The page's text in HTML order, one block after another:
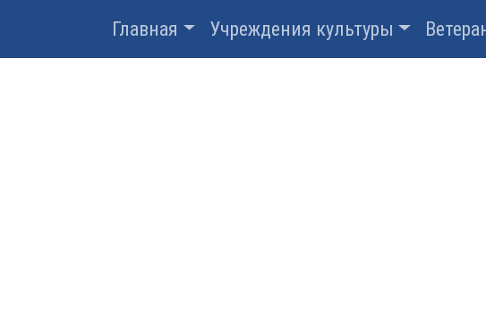
Главная Учреждения культуры